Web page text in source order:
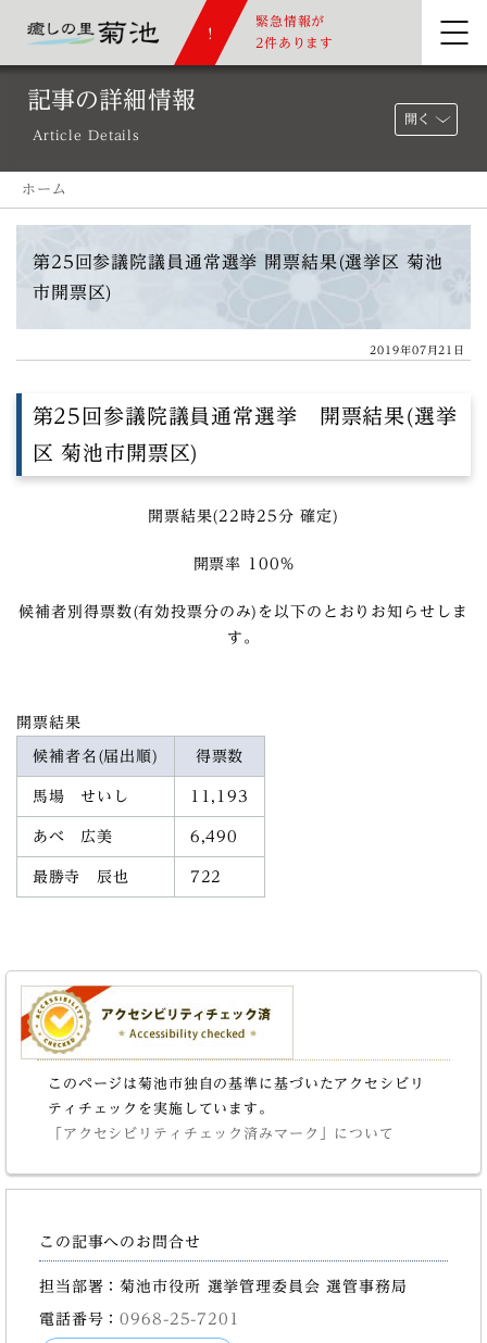
緊急情報が
2件あります
記事の詳細情報
Article Details
開く
ホーム
第25回参議院議員通常選挙 開票結果(選挙区 菊池
市開票区)
2019年07月21日
第25回参議院議員通常選挙 開票結果(選挙
区 菊池市開票区)
開票結果(22時25分 確定)
開票率 100%
候補者別得票数(有効投票分のみ)を以下のとおりお知らせしま
す。
開票結果
候補者名(届出順) 得票数
馬場 せいし 11,193
あべ 広美 6,490
最勝寺 辰也 722
このページは菊池市独自の基準に基づいたアクセシビリ
ティチェックを実施しています。
「アクセシビリティチェック済みマーク」について
この記事へのお問合せ
担当部署：菊池市役所 選挙管理委員会 選管事務局
電話番号：0968-25-7201